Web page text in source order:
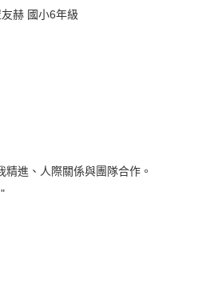
赫 國小6年級
進、人際關係與團隊合作。